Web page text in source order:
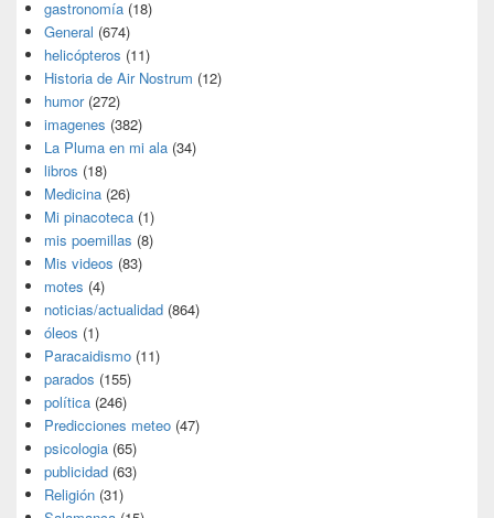
gastronomía (18)
General (674)
helicópteros (11)
Historia de Air Nostrum (12)
humor(272)
imagenes (382)
La Pluma en mi ala (34)
libros (18)
Medicina (26)
Mi pinacoteca (1)
mis poemillas (8)
Mis videos (83)
motes (4)
noticias/actualidad (864)
óleos (1)
Paracaidismo (11)
parados (155)
política (246)
Predicciones meteo (47)
psicologia (65)
publicidad (63)
Religión (31)